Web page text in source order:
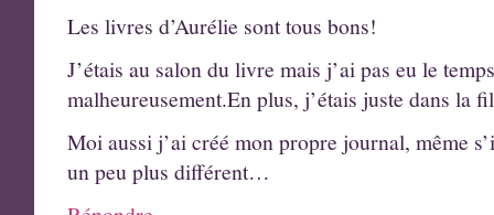
Les livres d’Aurélie sont tous bons!
J’étais au salon du livre mais j’ai pas eu le
malheureusement.En plus, j’étais juste dans la
Moi aussi j’ai créé mon propre journal, même
un peu plus différent…